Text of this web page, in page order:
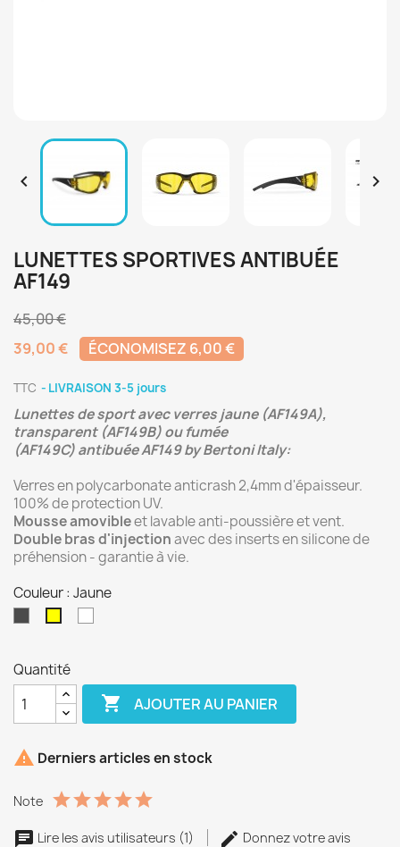
 
LUNETTES SPORTIVES ANTIBUÉE
AF149
45,00 €
39,00 €
ÉCONOMISEZ 6,00 €
TTC LIVRAISON 3-5 jours
Lunettes de sport avec verres jaune (AF149A),
transparent (AF149B) ou fumée
(AF149C) antibuée AF149 by Bertoni Italy:
Verres en polycarbonate anticrash 2,4mm d'épaisseur.
100% de protection UV.
Mousse amovibleet lavable anti-poussière et vent.
Double bras d'injectionavec des inserts en silicone de
préhension - garantie à vie.
Couleur : Jaune
Quantité
 AJOUTER AU PANIER
 Derniers articles en stock
Note
Lire les avis utilisateurs (1) Donnez votre avis